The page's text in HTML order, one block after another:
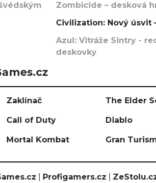
Zombicide – desková
Civilization: Nový úsvit
Azul: Vitráže Sintry -
deskovky
Zaklínač The Elder
Call of Duty Diablo
Mortal Kombat Gran
Profigamers.cz